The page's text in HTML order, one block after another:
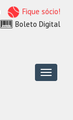
Fique sócio!
Boleto Digital
Menu